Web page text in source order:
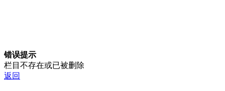
错误提示
栏目不存在或已被删除
返回